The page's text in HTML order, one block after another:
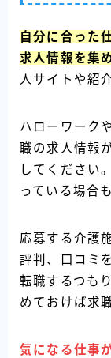
自分に合った
求人情報を集
人サイトや紹
ハローワーク
職の求人情報
してください
っている場合
応募する介護
評判、口コミ
転職するつも
めておけば求
気になる仕事